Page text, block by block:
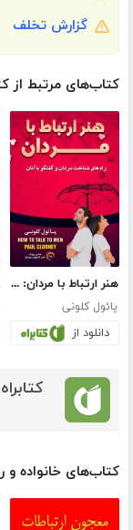
گزارش تخلف
کتاب‌های مرتبط از
هنر ارتباط با مردان: راه‌های شناخت مردان و گفتگو با آنان
پائول کلونی
دانلود از
کتاب‌های خانواده و